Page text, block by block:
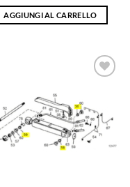
AGGIUNGI AL CARRELLO
À LA
LISTE
D’ENVIES